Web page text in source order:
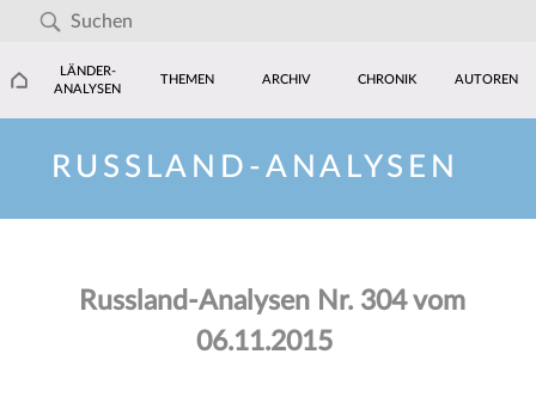
LÄNDER-
ANALYSEN
THEMEN ARCHIV CHRONIK AUTOREN
RUSSLAND-ANALYSEN
Russland-Analysen Nr. 304 vom
06.11.2015